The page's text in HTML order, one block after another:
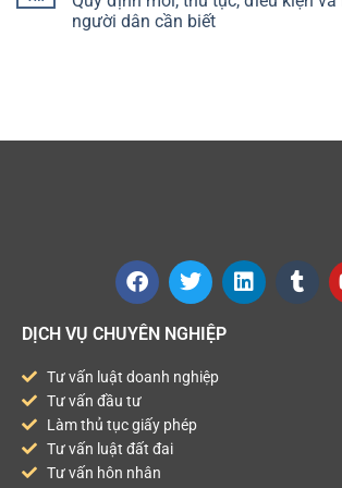
người dân cần biết
DỊCH VỤ CHUYÊN NGHIỆP
Tư vấn luật doanh nghiệp
Tư vấn đầu tư
Làm thủ tục giấy phép
Tư vấn luật đất đai
Tư vấn hôn nhân